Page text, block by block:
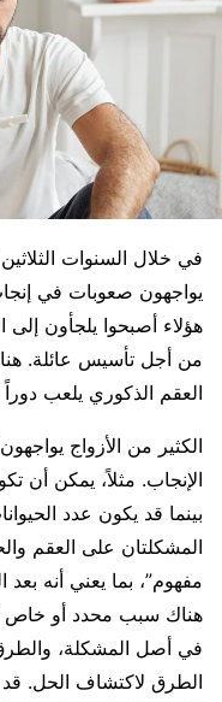
في خلال السنوات
يواجهون صعوبات في
هؤلاء أصبحوا يلجأون إلى
من أجل تأسيس عائلة.
العقم الذكوري يلعب دوراً
الكثير من الأزواج
الإنجاب. مثلاً، يمكن أن
بينما قد يكون عدد
المشكلتان على العقم
مفهوم”، بما يعني أنه
هناك سبب محدد أو خاص
في أصل المشكلة،
الطرق لاكتشاف الحل. قد